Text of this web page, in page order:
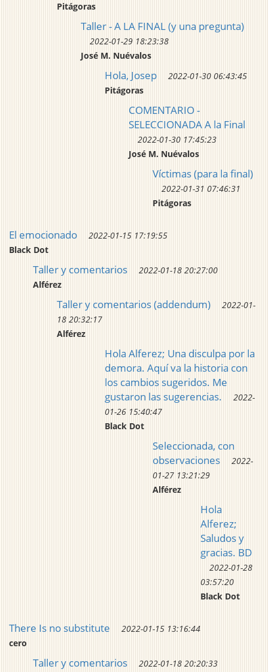
Pitágoras
Taller - A LA FINAL (y una pregunta)
2022-01-29 18:23:38
José M. Nuévalos
Hola, Josep
2022-01-30 06:43:45
Pitágoras
COMENTARIO -
SELECCIONADA A la Final
2022-01-30 17:45:23
José M. Nuévalos
Víctimas (para la final)
2022-01-31 07:46:31
Pitágoras
El emocionado
2022-01-15 17:19:55
Black Dot
Taller y comentarios
2022-01-18 20:27:00
Alférez
Taller y comentarios (addendum)
2022-01-
18 20:32:17
Alférez
Hola Alferez; Una disculpa por la
demora. Aquí va la historia con
los cambios sugeridos. Me
gustaron las sugerencias.
2022-
01-26 15:40:47
Black Dot
Seleccionada, con
observaciones
2022-
01-27 13:21:29
Alférez
Hola
Alferez;
Saludos y
gracias. BD
2022-01-28
03:57:20
Black Dot
There Is no substitute
2022-01-15 13:16:44
cero
Taller y comentarios 2022-01-18 20:20:33